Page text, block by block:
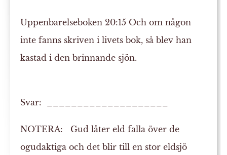
Uppenbarelseboken 20:15 Och om någon
inte fanns skriven i livets bok, så blev han
kastad i den brinnande sjön.
Svar: ____________________
NOTERA: Gud låter eld falla över de
ogudaktiga och det blir till en stor eldsjö